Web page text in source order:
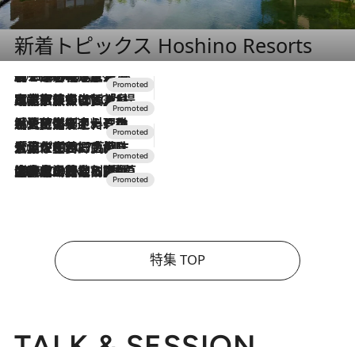
新着トピックス Hoshino Resorts
2026.8.7
【トンボの足水浴】ヒノキの香りに包まれて涼感マックス！約13℃の湧水かけ流しを避暑地「星野温泉 トンボの湯」で体験
2026.7.31
【ホテル帰省】という選択肢をOMOが提案。家族とほどよい距離を保つには「昼は実家、夜は気兼ねなくホテルで！」
2026.7.24
【夏限定ディナーコース】旬を迎える稚鮎や花ズッキーニなどをイタリア・トスカーナの郷土料理の手法で満喫！
2026.7.17
「土佐和ハーブかき氷」がOMO7高知に登場！生姜、山椒、大葉など目にも舌にも涼を呼ぶ郷土の味
2026.7.10
NEW OPEN！【界 草津】名湯の地に誕生。趣の異なる2種の温泉と上州ならではの会席・蕎麦割烹など美食を味わう究極の癒やし旅
特集 TOP